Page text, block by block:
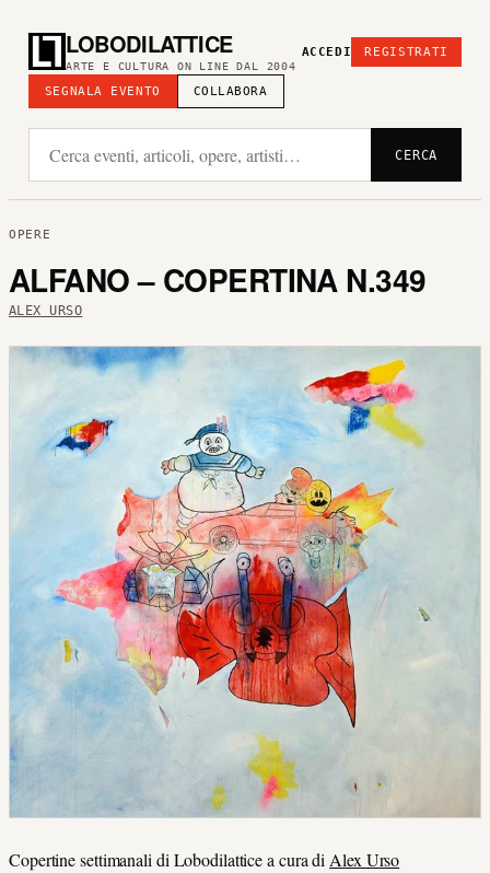
LOBODILATTICE
ARTE E CULTURA ON LINE DAL 2004
SEGNALA EVENTO COLLABORA
ACCEDI REGISTRATI
CERCA
OPERE
ALFANO – COPERTINA N.349
ALEX URSO
Copertine settimanali di Lobodilattice a cura di Alex Urso